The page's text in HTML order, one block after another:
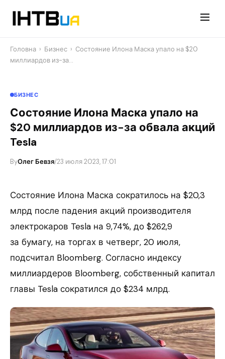
Головна › Бизнес › Состояние Илона Маска упало на $20
миллиардов из-за…
БИЗНЕС
Состояние Илона Маска упало на
$20 миллиардов из-за обвала акций
Tesla
ByОлег Бевзя/23 июля 2023, 17:01
Состояние Илона Маска сократилось на $20,3
млрд после падения акций производителя
электрокаров Tesla на 9,74%, до $262,9
за бумагу, на торгах в четверг, 20 июля,
подсчитал Bloomberg. Согласно индексу
миллиардеров Bloomberg, собственный капитал
главы Tesla сократился до $234 млрд.